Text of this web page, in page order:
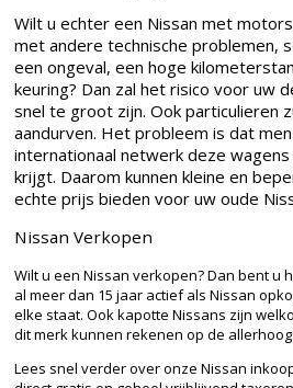
Wilt u echter een Nissan met
met andere technische problemen,
een ongeval, een hoge
keuring? Dan zal het risico voor uw
snel te groot zijn. Ook particulieren
aandurven. Het probleem is dat
internationaal netwerk deze
krijgt. Daarom kunnen kleine en
echte prijs bieden voor uw oude
Nissan Verkopen
Wilt u een Nissan verkopen? Dan bent u
al meer dan 15 jaar actief als Nissan
elke staat. Ook kapotte Nissans zijn
dit merk kunnen rekenen op de
Lees snel verder over onze Nissan